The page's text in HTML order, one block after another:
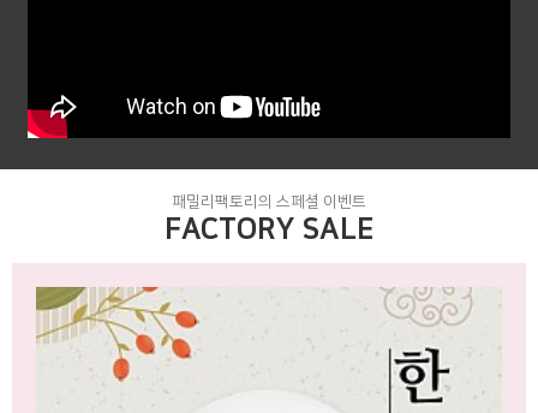
패밀리팩토리의 스페셜 이벤트
FACTORY SALE